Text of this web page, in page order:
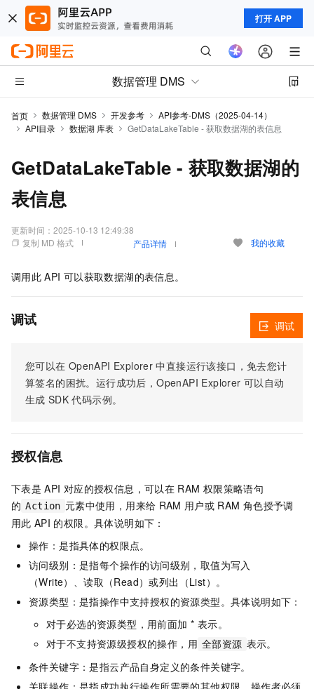
打开 APP
数据管理 DMS
首页 数据管理 DMS 开发参考
API参考-DMS（2025-04-14）
API目录
数据湖 库表 GetDataLakeTable - 获取数据湖的表信息
GetDataLakeTable - 获取数据湖的
表信息
更新时间： 2025-10-13 12:49:38
复制 MD 格式
产品详情 我的收藏
调用此 API 可以获取数据湖的表信息。
调试
您可以在 OpenAPI Explorer 中直接运行该接口，免去您计
算签名的困扰。运行成功后，OpenAPI Explorer 可以自动
生成 SDK 代码示例。
调试
授权信息
下表是 API 对应的授权信息，可以在 RAM 权限策略语句
的 Action 元素中使用，用来给 RAM 用户或 RAM 角色授予调
用此 API 的权限。具体说明如下：
操作：是指具体的权限点。
访问级别：是指每个操作的访问级别，取值为写入
（Write）、读取（Read）或列出（List）。
资源类型：是指操作中支持授权的资源类型。具体说明如下：
对于必选的资源类型，用前面加 * 表示。
对于不支持资源级授权的操作，用 全部资源 表示。
条件关键字：是指云产品自身定义的条件关键字。